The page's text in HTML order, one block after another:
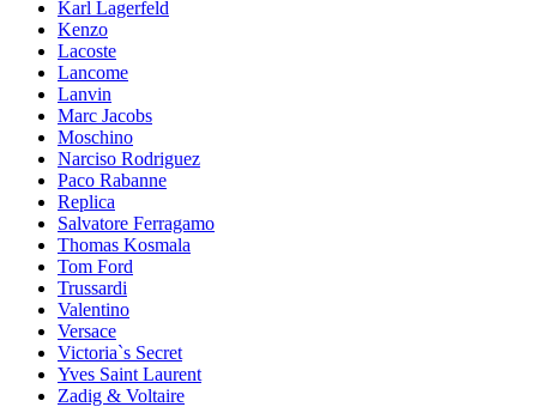
Karl Lagerfeld
Kenzo
Lacoste
Lancome
Lanvin
Marc Jacobs
Moschino
Narciso Rodriguez
Paco Rabanne
Replica
Salvatore Ferragamo
Thomas Kosmala
Tom Ford
Trussardi
Valentino
Versace
Victoria`s Secret
Yves Saint Laurent
Zadig & Voltaire